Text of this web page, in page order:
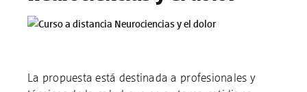
La propuesta está destinada a profesionales y